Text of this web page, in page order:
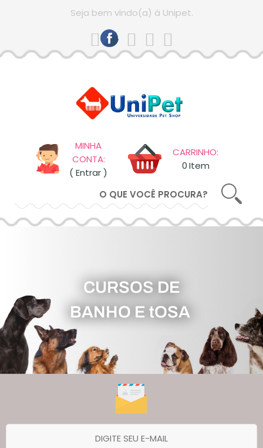
Seja bem vindo(a) à Unipet.
MINHA
CONTA:
( Entrar )
ESQUECI
MINHA
ENTRAR
CARRINHO:
0Item
CURSOS DE
BANHO E tOSA